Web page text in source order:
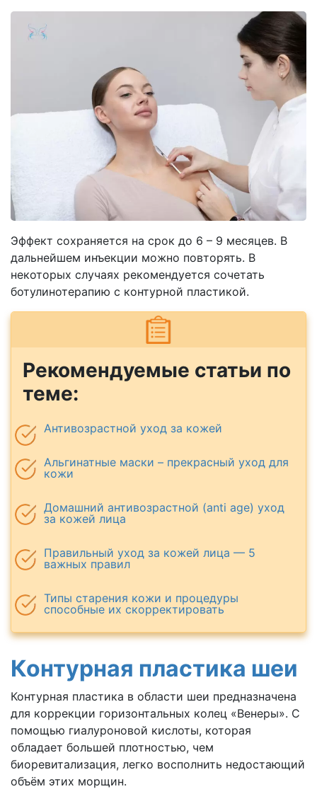
Эффект сохраняется на срок до 6 – 9 месяцев. В
дальнейшем инъекции можно повторять. В
некоторых случаях рекомендуется сочетать
ботулинотерапию с контурной пластикой.
Рекомендуемые статьи по
теме:
Антивозрастной уход за кожей
Альгинатные маски – прекрасный уход для
кожи
Домашний антивозрастной (anti age) уход
за кожей лица
Правильный уход за кожей лица — 5
важных правил
Типы старения кожи и процедуры
способные их скорректировать
Контурная пластика шеи
Контурная пластика в области шеи предназначена
для коррекции горизонтальных колец «Венеры». С
помощью гиалуроновой кислоты, которая
обладает большей плотностью, чем
биоревитализация, легко восполнить недостающий
объём этих морщин.